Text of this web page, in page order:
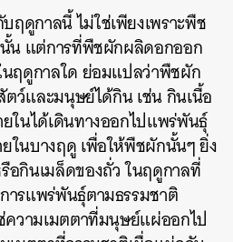
ดูกาลนี้ ไม่ใช่เพียงเพราะพืช
นั้น แต่การที่พืชผักผลิดอกออก
ฤดูกาลใด ย่อมแปลว่าพืชผัก
ตว์และมนุษย์ได้กิน เช่น กินเนื้อ
ในได้เดินทางออกไปแพร่พันธุ์
ในบางฤดู เพื่อให้พืชผักนั้นๆ ยิ่ง
กินเมล็ดของถั่ว ในฤดูกาลที่
รแพร่พันธุ์ตามธรรมชาติ
ความเมตตาที่มนุษย์แผ่ออกไป